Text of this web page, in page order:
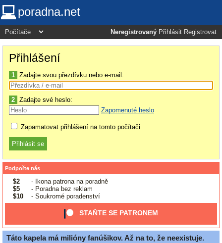
poradna.net
Neregistrovaný Přihlásit Registrovat
Přihlášení
1 Zadajte svou přezdívku nebo e-mail:
2 Zadajte své heslo:
Zapomenuté heslo
Zapamatovat přihlášení na tomto počítači
Podpořte nás
$2
- Ikona patrona na poradně
$5
- Poradna bez reklam
$10
- Soukromé poradenství
STAŇTE SE PATRONEM
Táto kapela má milióny fanúšikov. Až na to, že neexistuje.